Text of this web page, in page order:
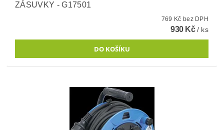
ZÁSUVKY - G17501
769 Kč bez DPH
930 Kč/ ks